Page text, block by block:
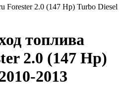
Forester 2.0 (147 Hp) Turbo Diesel
топлива
2.0 (147 Hp)
2013